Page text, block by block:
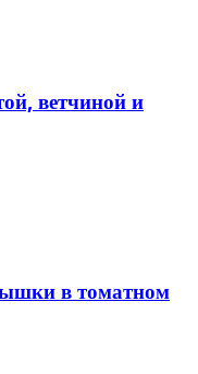
ветчиной и
в томатном